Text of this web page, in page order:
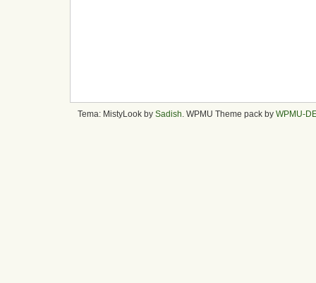
Tema: MistyLook by Sadish . WPMU Theme pack by WPMU-